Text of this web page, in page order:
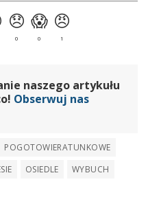
naszego artykułu
Obserwuj nas
POGOTOWIERATUNKOWE
OSIEDLE WYBUCH